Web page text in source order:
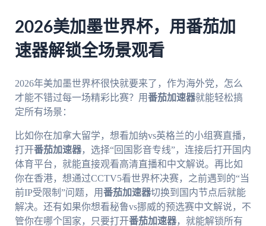
2026美加墨世界杯，用番茄加
速器解锁全场景观看
2026年美加墨世界杯很快就要来了，作为海外党，怎么
才能不错过每一场精彩比赛？用番茄加速器就能轻松搞
定所有场景：
比如你在加拿大留学，想看加纳vs英格兰的小组赛直播，
打开番茄加速器，选择“回国影音专线”，连接后打开国内
体育平台，就能直接观看高清直播和中文解说。再比如
你在香港，想通过CCTV5看世界杯决赛，之前遇到的“当
前IP受限制”问题，用番茄加速器切换到国内节点后就能
解决。还有如果你想看秘鲁vs挪威的预选赛中文解说，不
管你在哪个国家，只要打开番茄加速器，就能解锁所有